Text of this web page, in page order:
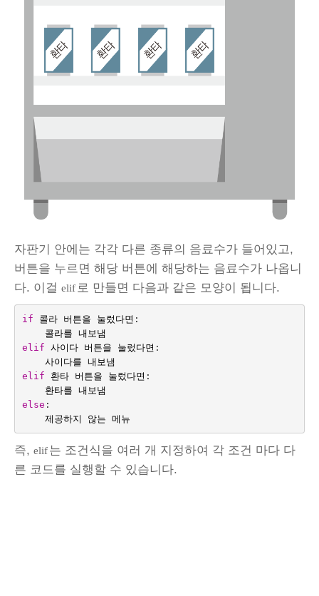
자판기 안에는 각각 다른 종류의 음료수가 들어있고,
버튼을 누르면 해당 버튼에 해당하는 음료수가 나옵니
다. 이걸 elif로 만들면 다음과 같은 모양이 됩니다.
if 콜라 버튼을 눌렀다면 :
콜라를 내보냄
elif 사이다 버튼을 눌렀다면 :
사이다를 내보냄
elif
환타 버튼을 눌렀다면 :
환타를 내보냄
else :
제공하지
않는 메뉴
즉, elif는 조건식을 여러 개 지정하여 각 조건 마다 다
른 코드를 실행할 수 있습니다.